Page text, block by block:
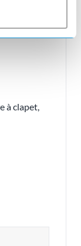
à clapet,